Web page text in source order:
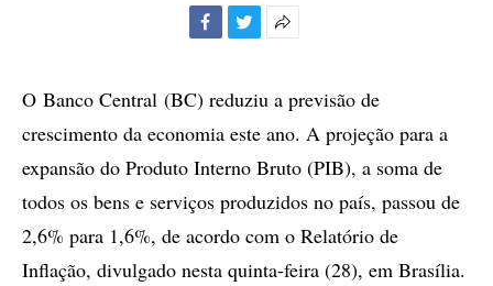
compartilhamento
O Banco Central (BC) reduziu a previsão de
crescimento da economia este ano. A projeção para a
expansão do Produto Interno Bruto (PIB), a soma de
todos os bens e serviços produzidos no país, passou de
2,6% para 1,6%, de acordo com o Relatório de
Inflação, divulgado nesta quinta-feira (28), em Brasília.